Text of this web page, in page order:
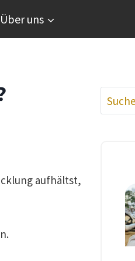
Über uns
aufhältst,